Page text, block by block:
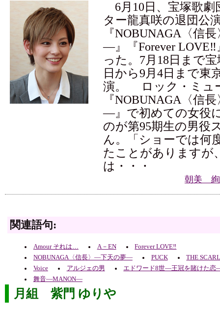
6月10日、宝塚歌劇
ター龍真咲の退団公
『NOBUNAGA〈信
―』『Forever
った。7月18日まで
日から9月4日まで東
演。 ロック・ミュ
『NOBUNAGA〈信
―』で初めての女役
のが第95期生の男役
ん。「ショーでは何
たことがありますが
は・・・
朝美 絢
関連語句:
Amour それは… A－EN
Forever LOVE‼
NOBUNAGA〈信長〉―下天の夢―
PUCK
THE
Voice
アルジェの男
エドワード8世―王冠を賭けた恋
舞音―MANON―
月組 紫門 ゆりや